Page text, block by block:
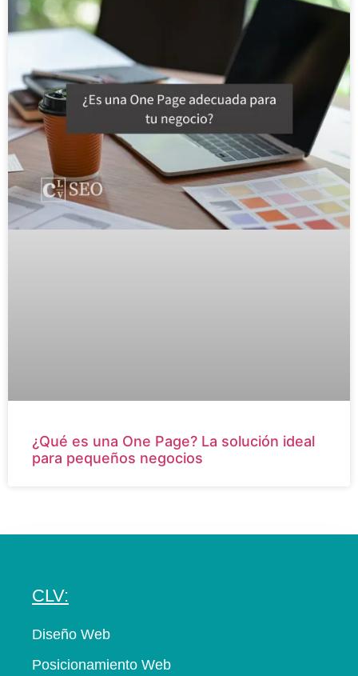
¿Qué es una One Page? La solución ideal
para pequeños negocios
CLV:
Diseño Web
Posicionamiento Web